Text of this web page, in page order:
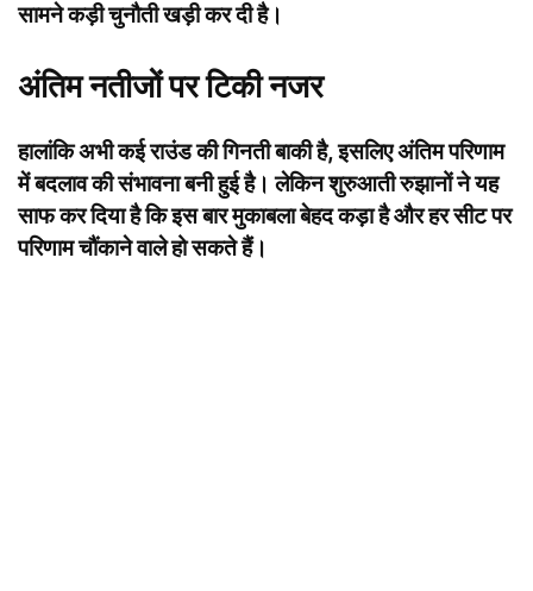
सामने कड़ी चुनौती खड़ी कर दी है।
अंतिम नतीजों पर टिकी नजर
हालांकि अभी कई राउंड की गिनती बाकी है, इसलिए अंतिम परिणाम
में बदलाव की संभावना बनी हुई है। लेकिन शुरुआती रुझानों ने यह
साफ कर दिया है कि इस बार मुकाबला बेहद कड़ा है और हर सीट पर
परिणाम चौंकाने वाले हो सकते हैं।